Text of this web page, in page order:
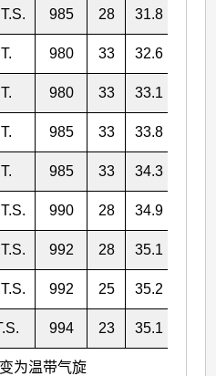
985 28 31.8
T. 980 33 32.6
T. 980 33 33.1
T. 985 33 33.8
T. 985 33 34.3
990 28 34.9
992 28 35.1
992 25 35.2
994 23 35.1
变为温带气旋